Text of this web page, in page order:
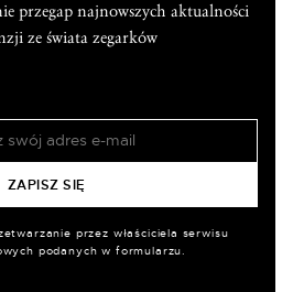
przegap najnowszych aktualności
ze świata zegarków
przez właściciela serwisu
podanych w formularzu.